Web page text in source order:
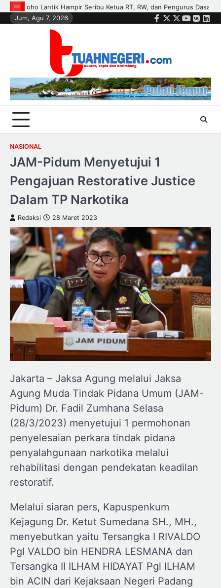
Skip
to
Wisma di Tujuh Kecamatan
Polisi dan Petani di Kandis Kawal
Jum, Agu 7, 2026
Facebook
Twitter
Instagram
Youtube
VK
NASIONAL
JAM-Pidum Menyetujui 1
Pengajuan Restorative Justice
Dalam TP Narkotika
Redaksi 28 Maret 2023
Jakarta – Jaksa Agung melalui Jaksa
Agung Muda Tindak Pidana Umum (JAM-
Pidum) Dr. Fadil Zumhana Selasa
(28/3/2023) menyetujui 1 permohonan
penyelesaian perkara tindak pidana
penyalahgunaan narkotika melalui
rehabilitasi dengan pendekatan keadilan
restoratif.
Melalui siaran pers, Kapuspenkum
Kejagung Dr. Ketut Sumedana SH., MH.,
menyebutkan yaitu Tersangka I RIVALDO
Pgl VALDO bin HENDRA LESMANA dan
Tersangka II ILHAM HIDAYAT Pgl ILHAM
bin ACIN dari Kejaksaan Negeri Padang